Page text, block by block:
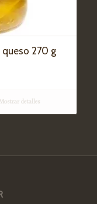
270 g
Mostrar detalles